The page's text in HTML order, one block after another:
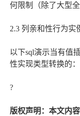
何限制（除了大型全
2.3 列亲和性行为实
以下sql演示当有值
性实现类型转换的：
?
版权声明：本文内